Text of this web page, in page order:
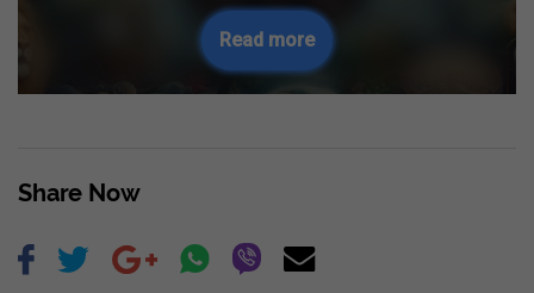
Read more
Share Now